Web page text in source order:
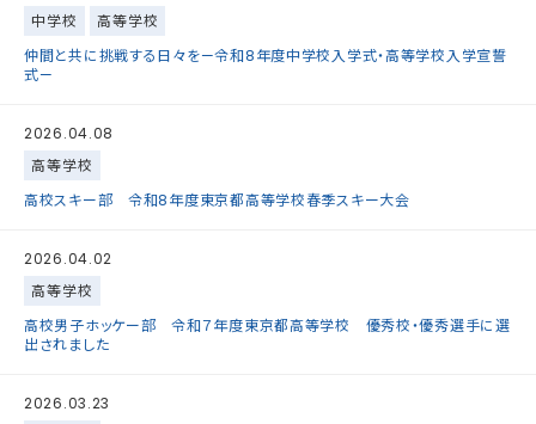
中学校
高等学校
仲間と共に挑戦する日々を—令和8年度中学校入学式・高等学校入学宣誓
式—
2026.04.08
高等学校
高校スキー部 令和8年度東京都高等学校春季スキー大会
2026.04.02
高等学校
高校男子ホッケー部 令和７年度東京都高等学校 優秀校・優秀選手に選
出されました
2026.03.23